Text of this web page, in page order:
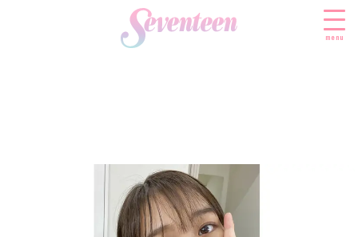
menu
FASHION
ファッションニュース
ビューティニュース